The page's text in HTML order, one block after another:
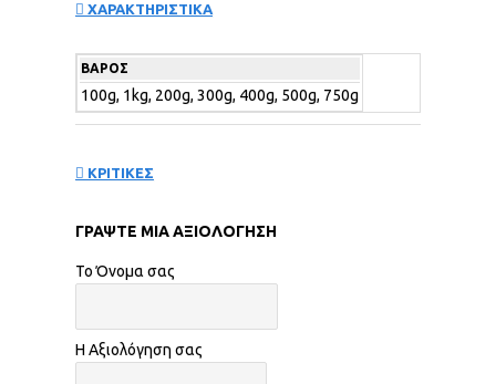
ΧΑΡΑΚΤΗΡΙΣΤΙΚΑ
ΒΆΡΟΣ
100g, 1kg, 200g, 300g, 400g, 500g, 750g
ΚΡΙΤΙΚΕΣ
ΓΡΆΨΤΕ ΜΙΑ ΑΞΙΟΛΌΓΗΣΗ
Το Όνομα σας
Η Αξιολόγηση σας